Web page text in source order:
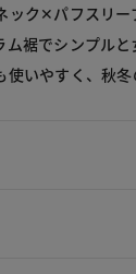
ック✕パフスリ
ム裾でシンプル
使いやすく、秋